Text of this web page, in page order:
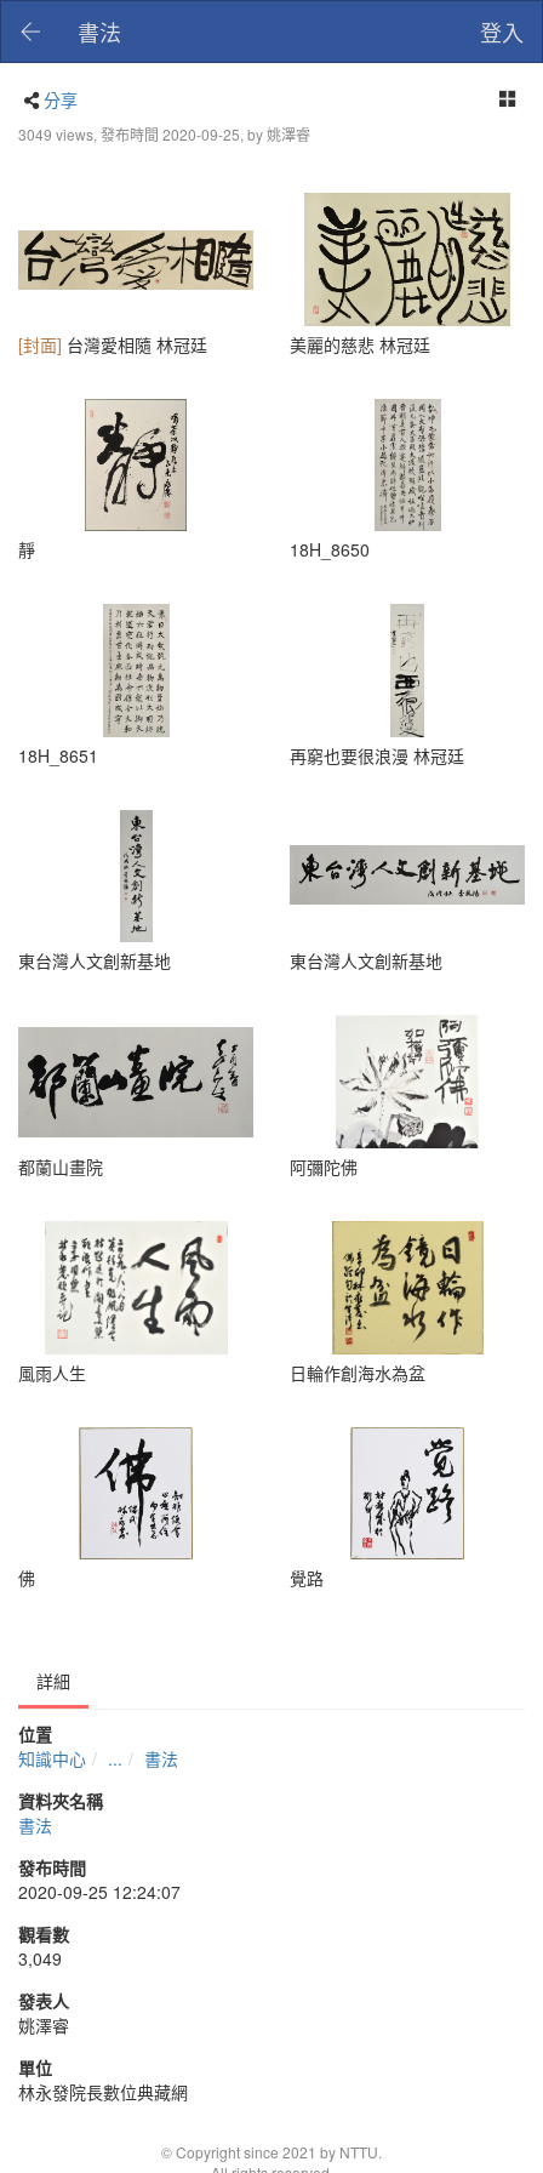
登入
書法
分享
3049 views, 發布時間 2020-09-25, by 姚澤睿
[封面] 台灣愛相隨 林冠廷 美麗的慈悲 林冠廷
靜 18H_8650
18H_8651 再窮也要很浪漫 林冠廷
東台灣人文創新基地 東台灣人文創新基地
都蘭山畫院 阿彌陀佛
風雨人生 日輪作創海水為盆
佛 覺路
詳細
位置
知識中心
...
書法
資料夾名稱
書法
發布時間
2020-09-25 12:24:07
觀看數
3,049
發表人
姚澤睿
單位
林永發院長數位典藏網
© Copyright since 2021 by NTTU.